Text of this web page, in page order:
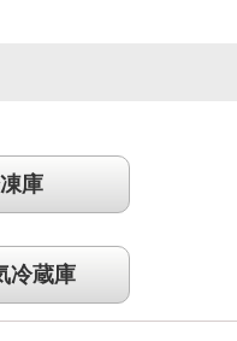
庫
冷蔵庫